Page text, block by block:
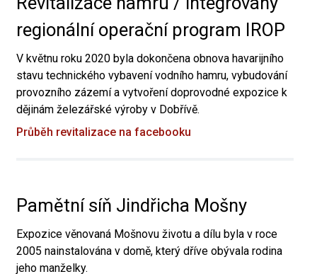
regionální operační program IROP
V květnu roku 2020 byla dokončena obnova havarijního
stavu technického vybavení vodního hamru, vybudování
provozního zázemí a vytvoření doprovodné expozice k
dějinám železářské výroby v Dobřívě.
Průběh revitalizace na facebooku
Pamětní síň Jindřicha Mošny
Expozice věnovaná Mošnovu životu a dílu byla v roce
2005 nainstalována v domě, který dříve obývala rodina
jeho manželky.